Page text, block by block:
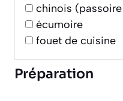
chinois
écumoire
fouet de cuisine
Préparation